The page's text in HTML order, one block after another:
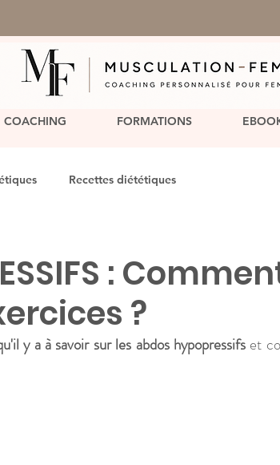
COACHING FORMATIONS
Recettes diététiques
:
?
y a à savoir sur les abdos hypopressifs et